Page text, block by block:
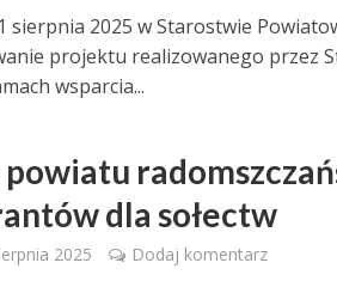
sierpnia 2025 w Starostwie
projektu realizowanego przez
wsparcia...
dla sołectw
2025 Dodaj komentarz